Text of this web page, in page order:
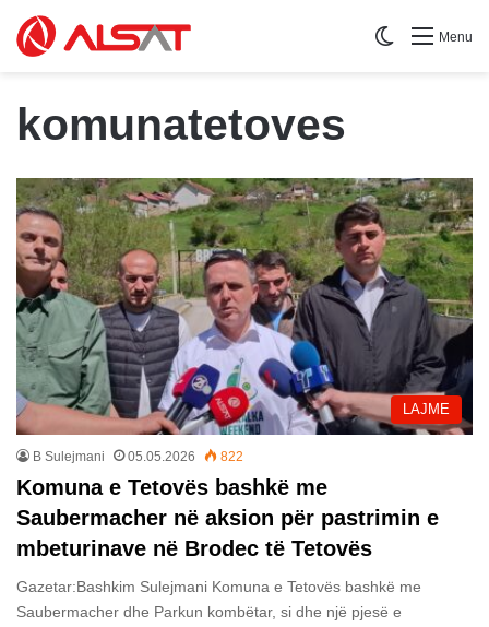
Menu
Switch skin
komunatetoves
LAJME
B Sulejmani 05.05.2026 822
Komuna e Tetovës bashkë me
Saubermacher në aksion për pastrimin e
mbeturinave në Brodec të Tetovës
Gazetar:Bashkim Sulejmani Komuna e Tetovës bashkë me
Saubermacher dhe Parkun kombëtar, si dhe një pjesë e